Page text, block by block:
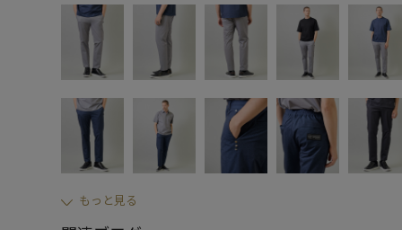
もっと見る